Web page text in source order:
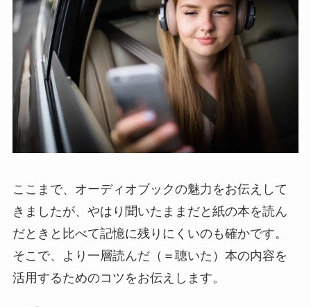
ここまで、オーディオブックの魅力をお伝えして
きましたが、やはり聞いたままだと紙の本を読ん
だときと比べて記憶に残りにくいのも確かです。
そこで、より一層読んだ（＝聴いた）本の内容を
活用するためのコツをお伝えします。